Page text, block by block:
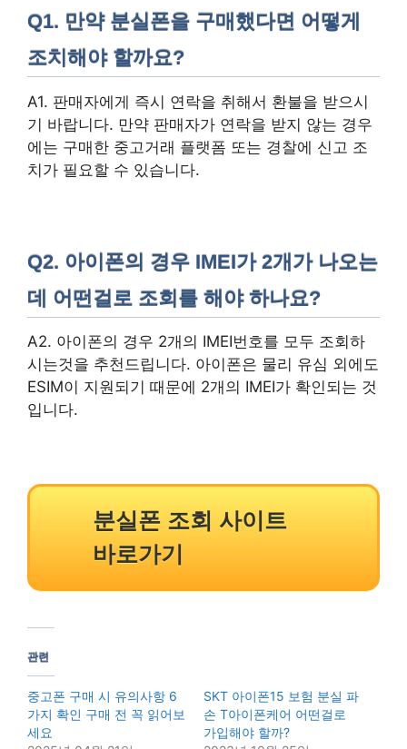
Q1. 만약 분실폰을 구매했다면 어떻게
조치해야 할까요?
A1. 판매자에게 즉시 연락을 취해서 환불을 받으시
기 바랍니다. 만약 판매자가 연락을 받지 않는 경우
에는 구매한 중고거래 플랫폼 또는 경찰에 신고 조
치가 필요할 수 있습니다.
Q2. 아이폰의 경우 IMEI가 2개가 나오는
데 어떤걸로 조회를 해야 하나요?
A2. 아이폰의 경우 2개의 IMEI번호를 모두 조회하
시는것을 추천드립니다. 아이폰은 물리 유심 외에도
ESIM이 지원되기 때문에 2개의 IMEI가 확인되는 것
입니다.
분실폰 조회 사이트
바로가기
관련
중고폰 구매 시 유의사항 6
가지 확인 구매 전 꼭 읽어보
세요
SKT 아이폰15 보험 분실 파
손 T아이폰케어 어떤걸로
가입해야 할까?